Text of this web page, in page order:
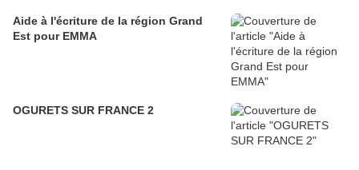
Aide à l'écriture de la région Grand
Est pour EMMA
OGURETS SUR FRANCE 2